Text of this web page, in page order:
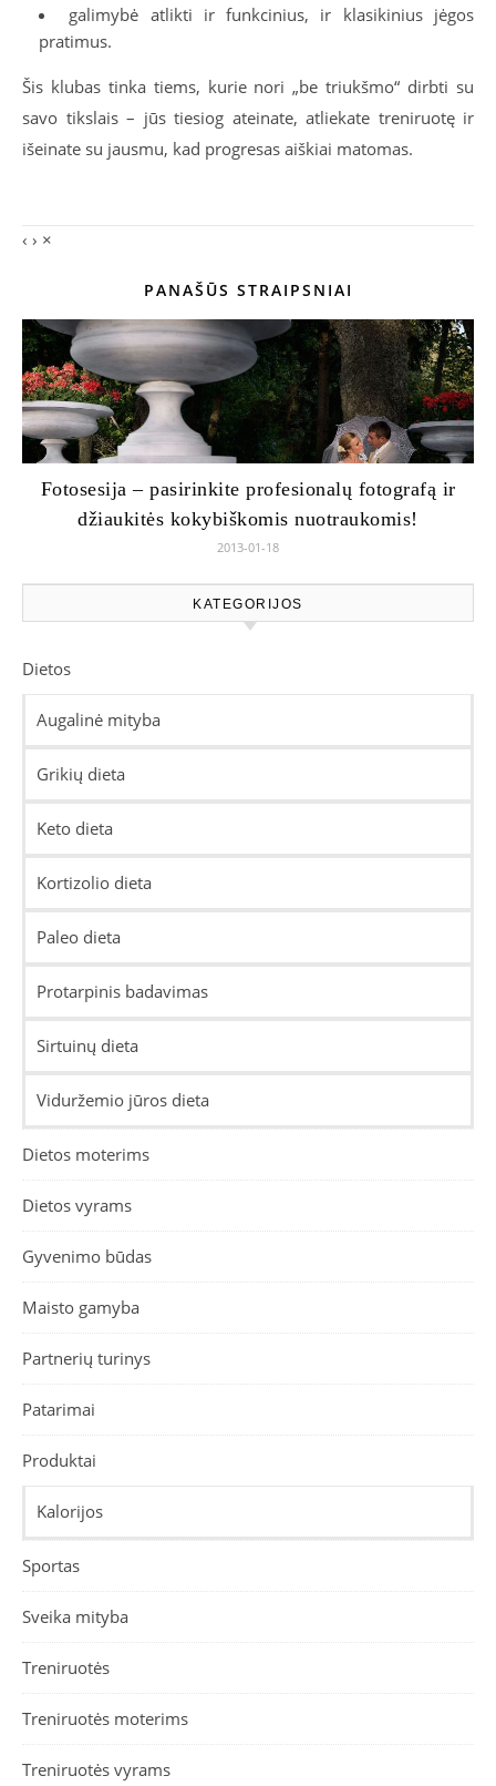
galimybė atlikti ir funkcinius, ir klasikinius jėgos
pratimus.
Šis klubas tinka tiems, kurie nori „be triukšmo“ dirbti su
savo tikslais – jūs tiesiog ateinate, atliekate treniruotę ir
išeinate su jausmu, kad progresas aiškiai matomas.
‹ › ×
PANAŠŪS STRAIPSNIAI
Fotosesija – pasirinkite profesionalų fotografą ir
džiaukitės kokybiškomis nuotraukomis!
2013-01-18
KATEGORIJOS
Dietos
Augalinė mityba
Grikių dieta
Keto dieta
Kortizolio dieta
Paleo dieta
Protarpinis badavimas
Sirtuinų dieta
Viduržemio jūros dieta
Dietos moterims
Dietos vyrams
Gyvenimo būdas
Maisto gamyba
Partnerių turinys
Patarimai
Produktai
Kalorijos
Sportas
Sveika mityba
Treniruotės
Treniruotės moterims
Treniruotės vyrams